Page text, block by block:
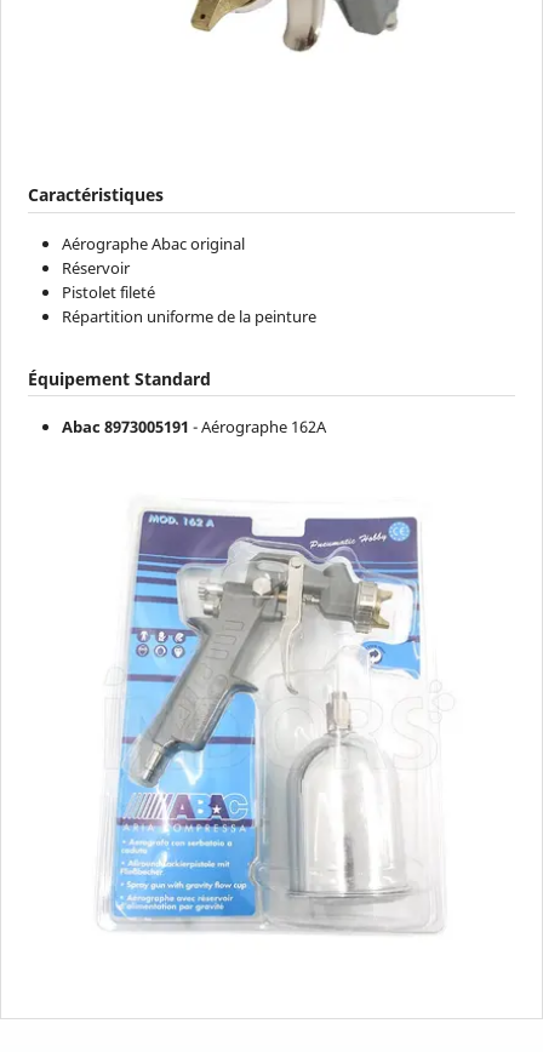
Caractéristiques
Aérographe Abac original
Réservoir
Pistolet fileté
Répartition uniforme de la peinture
Équipement Standard
Abac 8973005191 - Aérographe 162A